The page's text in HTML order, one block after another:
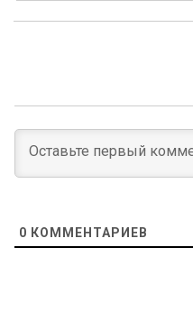
0 КОММЕНТАРИЕВ